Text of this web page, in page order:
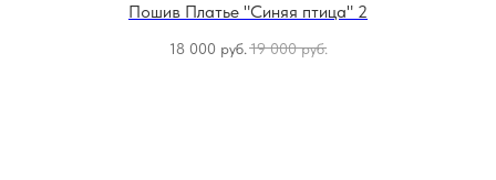
Пошив Платье "Синяя птица" 2
18 000 руб.19 000 руб.